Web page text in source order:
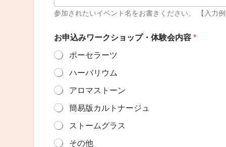
参加されたいイベント名をお書きください。 【入力
お申込みワークショップ・体験会内容*
ポーセラーツ
ハーバリウム
アロマストーン
簡易版カルトナージュ
ストームグラス
その他